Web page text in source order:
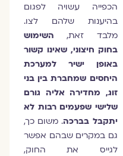
הכפייה עשויה לפגום
בהיענות שלהם לצו.
מלבד זאת,
השימוש
בחוק חיצוני, שאינו קשור
באופן ישיר למערכת
היחסים שמחברת בין בני
זוג, מחדירה אליה גורם
שלישי שפעמים רבות לא
יתקבל בברכה. משום כך,
גם במקרים שבהם אפשר
לגייס את החוק,